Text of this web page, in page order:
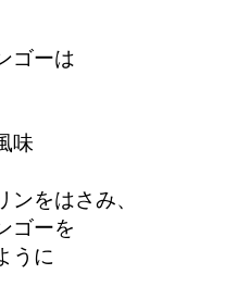
ゴーは
味
ンをはさみ、
ゴーを
うに